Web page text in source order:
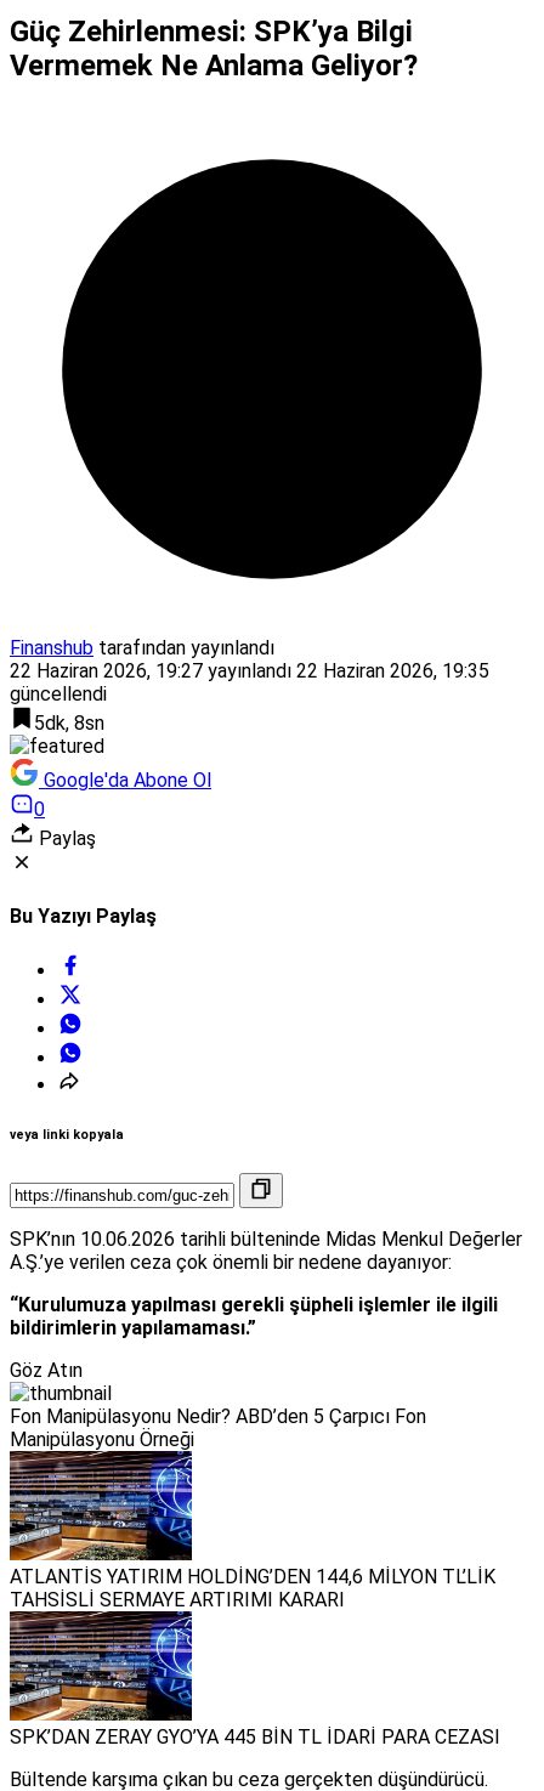
Güç Zehirlenmesi: SPK’ya Bilgi
Vermemek Ne Anlama Geliyor?
Finanshub tarafından yayınlandı
22 Haziran 2026, 19:27 yayınlandı 22 Haziran 2026, 19:35
güncellendi
5dk, 8sn
Google'da Abone Ol
0
Paylaş
Bu Yazıyı Paylaş
veya linki kopyala
SPK’nın 10.06.2026 tarihli bülteninde Midas Menkul Değerler
A.Ş.’ye verilen ceza çok önemli bir nedene dayanıyor:
“Kurulumuza yapılması gerekli şüpheli işlemler ile ilgili
bildirimlerin yapılamaması.”
Göz Atın
Fon Manipülasyonu Nedir? ABD’den 5 Çarpıcı Fon
Manipülasyonu Örneği
ATLANTİS YATIRIM HOLDİNG’DEN 144,6 MİLYON TL’LİK
TAHSİSLİ SERMAYE ARTIRIMI KARARI
SPK’DAN ZERAY GYO’YA 445 BİN TL İDARİ PARA CEZASI
Bültende karşıma çıkan bu ceza gerçekten düşündürücü.